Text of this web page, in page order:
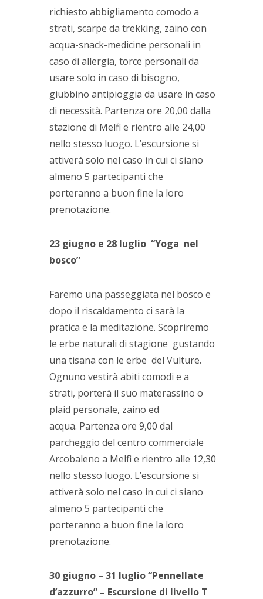
richiesto abbigliamento comodo a
strati, scarpe da trekking, zaino con
acqua-snack-medicine personali in
caso di allergia, torce personali da
usare solo in caso di bisogno,
giubbino antipioggia da usare in caso
di necessità. Partenza ore 20,00 dalla
stazione di Melfi e rientro alle 24,00
nello stesso luogo. L’escursione si
attiverà solo nel caso in cui ci siano
almeno 5 partecipanti che
porteranno a buon fine la loro
prenotazione.
23 giugno e 28 luglio “Yoga nel
bosco”
Faremo una passeggiata nel bosco e
dopo il riscaldamento ci sarà la
pratica e la meditazione. Scopriremo
le erbe naturali di stagione gustando
una tisana con le erbe del Vulture.
Ognuno vestirà abiti comodi e a
strati, porterà il suo materassino o
plaid personale, zaino ed
acqua. Partenza ore 9,00 dal
parcheggio del centro commerciale
Arcobaleno a Melfi e rientro alle 12,30
nello stesso luogo. L’escursione si
attiverà solo nel caso in cui ci siano
almeno 5 partecipanti che
porteranno a buon fine la loro
prenotazione.
30 giugno – 31 luglio “Pennellate
d’azzurro” – Escursione di livello T